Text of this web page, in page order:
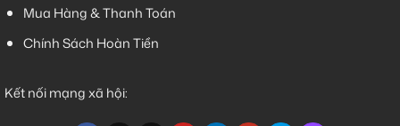
Mua Hàng & Thanh Toán
Chính Sách Hoàn Tiền
Kết nối mạng xã hội: